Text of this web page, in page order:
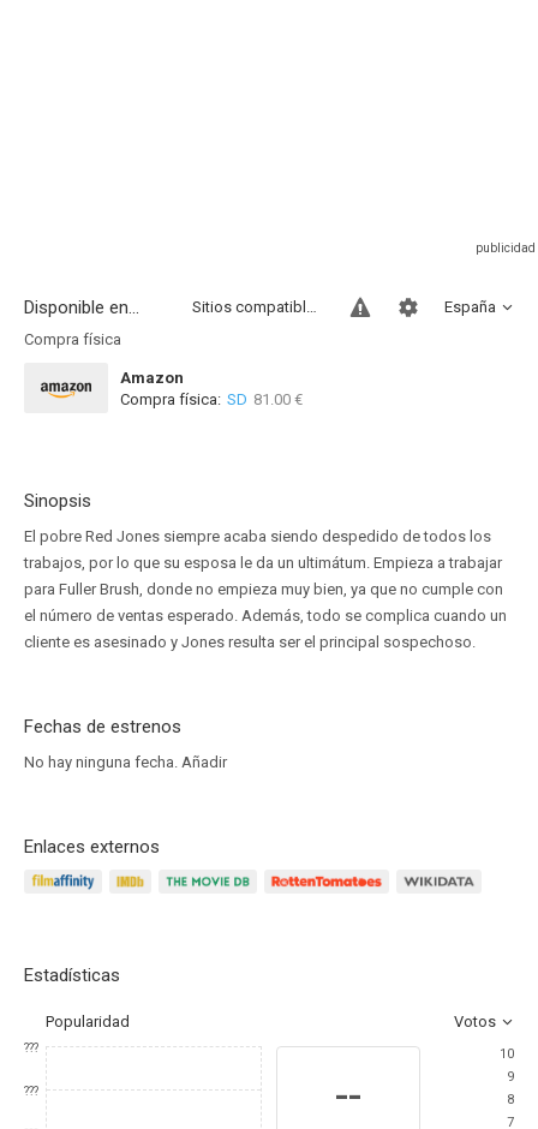
Disponible en... España
Sitios compatibles
Compra física
Amazon
Compra física: SD 81.00 €
Sinopsis
El pobre Red Jones siempre acaba siendo despedido de todos los
trabajos, por lo que su esposa le da un ultimátum. Empieza a trabajar
para Fuller Brush, donde no empieza muy bien, ya que no cumple con
el número de ventas esperado. Además, todo se complica cuando un
cliente es asesinado y Jones resulta ser el principal sospechoso.
Fechas de estrenos
No hay ninguna fecha. Añadir
Enlaces externos
Estadísticas
Popularidad Votos
???
??? --
10
9
8
7